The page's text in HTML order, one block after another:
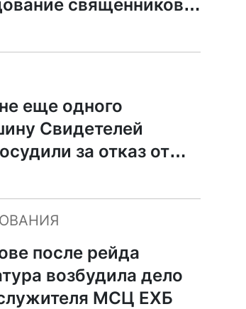
священников
еще одного
Свидетелей
за отказ от
после рейда
возбудила дело
МСЦ ЕХБ